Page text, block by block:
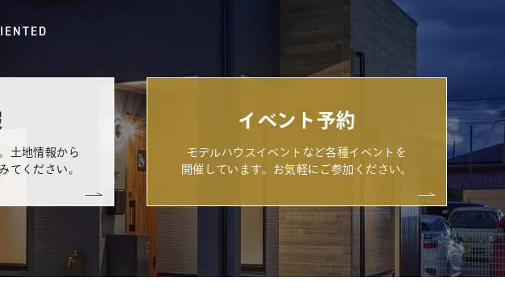
土地情報から
てください。
イベント予約
モデルハウスイベントなど各種イベントを
開催しています。お気軽にご参加ください。